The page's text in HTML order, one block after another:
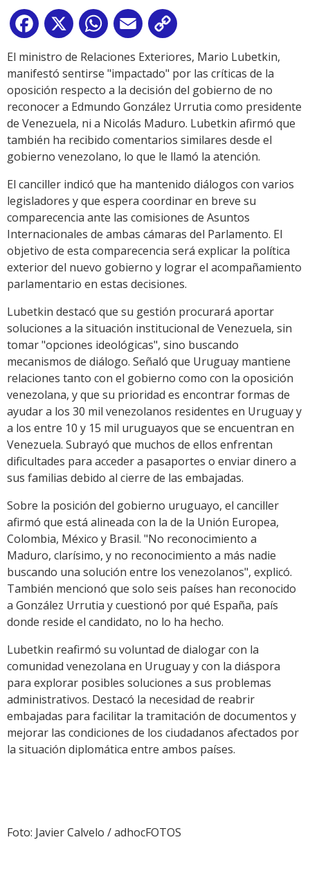
Facebook
X WhatsApp
Email
Link
El ministro de Relaciones Exteriores, Mario Lubetkin,
manifestó sentirse "impactado" por las críticas de la
oposición respecto a la decisión del gobierno de no
reconocer a Edmundo González Urrutia como presidente
de Venezuela, ni a Nicolás Maduro. Lubetkin afirmó que
también ha recibido comentarios similares desde el
gobierno venezolano, lo que le llamó la atención.
El canciller indicó que ha mantenido diálogos con varios
legisladores y que espera coordinar en breve su
comparecencia ante las comisiones de Asuntos
Internacionales de ambas cámaras del Parlamento. El
objetivo de esta comparecencia será explicar la política
exterior del nuevo gobierno y lograr el acompañamiento
parlamentario en estas decisiones.
Lubetkin destacó que su gestión procurará aportar
soluciones a la situación institucional de Venezuela, sin
tomar "opciones ideológicas", sino buscando
mecanismos de diálogo. Señaló que Uruguay mantiene
relaciones tanto con el gobierno como con la oposición
venezolana, y que su prioridad es encontrar formas de
ayudar a los 30 mil venezolanos residentes en Uruguay y
a los entre 10 y 15 mil uruguayos que se encuentran en
Venezuela. Subrayó que muchos de ellos enfrentan
dificultades para acceder a pasaportes o enviar dinero a
sus familias debido al cierre de las embajadas.
Sobre la posición del gobierno uruguayo, el canciller
afirmó que está alineada con la de la Unión Europea,
Colombia, México y Brasil. "No reconocimiento a
Maduro, clarísimo, y no reconocimiento a más nadie
buscando una solución entre los venezolanos", explicó.
También mencionó que solo seis países han reconocido
a González Urrutia y cuestionó por qué España, país
donde reside el candidato, no lo ha hecho.
Lubetkin reafirmó su voluntad de dialogar con la
comunidad venezolana en Uruguay y con la diáspora
para explorar posibles soluciones a sus problemas
administrativos. Destacó la necesidad de reabrir
embajadas para facilitar la tramitación de documentos y
mejorar las condiciones de los ciudadanos afectados por
la situación diplomática entre ambos países.
Foto: Javier Calvelo / adhocFOTOS